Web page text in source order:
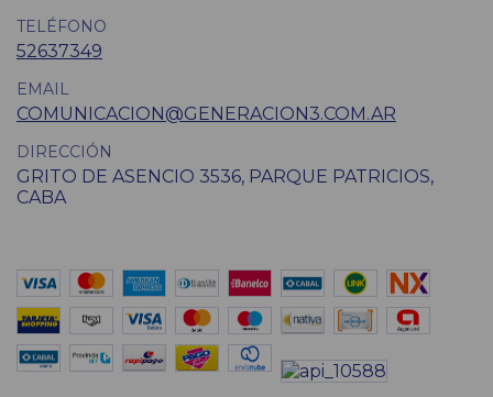
TELÉFONO
52637349
EMAIL
COMUNICACION@GENERACION3.COM.AR
DIRECCIÓN
GRITO DE ASENCIO 3536, PARQUE PATRICIOS,
CABA